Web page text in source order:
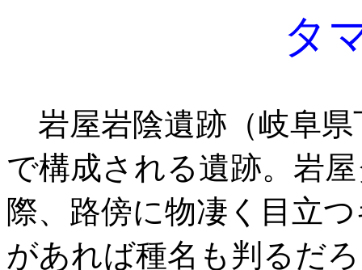
タ
岩屋岩陰遺跡（岐阜県
で構成される遺跡。岩
際、路傍に物凄く目立
があれば種名も判るだ